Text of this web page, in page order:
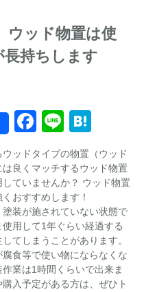
ウッド物置は使
長持ちします
Facebook
Line
ッドタイプの物置（ウッド
良くマッチするウッド物置
ていませんか？ ウッド物置
おすすめします！
装が施されていない状態で
用して1年ぐらい経過する
てしまうことがあります。
食等で使い物にならなくな
業は1時間くらいで出来ま
入予定がある方は、ぜひト